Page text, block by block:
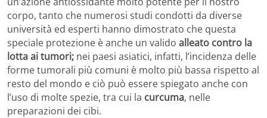
corpo, tanto che numerosi studi condotti da diverse
università ed esperti hanno dimostrato che questa
speciale protezione è anche un valido alleato contro la
lotta ai tumori; nei paesi asiatici, infatti, l’incidenza delle
forme tumorali più comuni è molto più bassa rispetto al
resto del mondo e ciò può essere spiegato anche con
l’uso di molte spezie, tra cui la curcuma, nelle
preparazioni dei cibi.